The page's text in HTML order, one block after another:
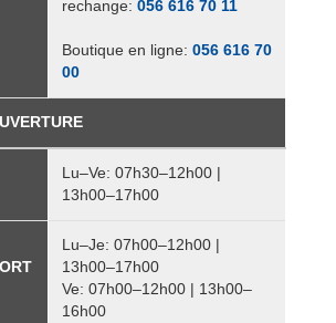
rechange: 056 616 70 11
Bou­tique en ligne: 056 616 70
00
Lu–Ve: 07h30–12h00 |
13h00–17h00
Lu–Je: 07h00–12h00 |
13h00–17h00
Ve: 07h00–12h00 | 13h00–
16h00